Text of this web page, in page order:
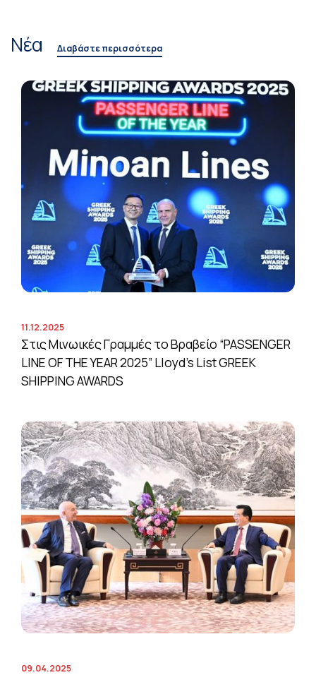
Νέα Διαβάστε περισσότερα
11.12.2025
Στις Μινωικές Γραμμές το Βραβείο “PASSENGER
LINE OF THE YEAR 2025” Lloyd’s List GREEK
SHIPPING AWARDS
09.04.2025